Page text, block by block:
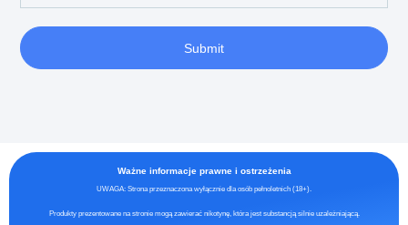
Submit
Ważne informacje prawne i ostrzeżenia
UWAGA: Strona przeznaczona wyłącznie dla osób pełnoletnich (18+).
Produkty prezentowane na stronie mogą zawierać nikotynę, która jest substancją silnie uzależniającą.